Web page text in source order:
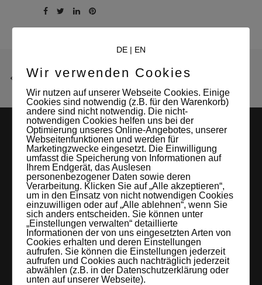
LEIPZIGS MIETSTUDIO
Hier lassen sich Foto- und Videoproduktionen aller Art in
entspannter Loftatmosphäre realisieren. Alles da, was man
braucht: Technik, Platz, Couch und Kaffee. Folgt uns!
DE| EN
Wir verwenden Cookies
Wir nutzen auf unserer Webseite Cookies. Einige
Cookies sind notwendig (z.B. für den Warenkorb)
andere sind nicht notwendig. Die nicht-
notwendigen Cookies helfen uns bei der
Optimierung unseres Online-Angebotes, unserer
Webseitenfunktionen und werden für
Marketingzwecke eingesetzt. Die Einwilligung
umfasst die Speicherung von Informationen auf
Ihrem Endgerät, das Auslesen
personenbezogener Daten sowie deren
Verarbeitung. Klicken Sie auf „Alle akzeptieren“,
um in den Einsatz von nicht notwendigen Cookies
einzuwilligen oder auf „Alle ablehnen“, wenn Sie
sich anders entscheiden. Sie können unter
„Einstellungen verwalten“ detaillierte
Informationen der von uns eingesetzten Arten von
Cookies erhalten und deren Einstellungen
aufrufen. Sie können die Einstellungen jederzeit
aufrufen und Cookies auch nachträglich jederzeit
abwählen (z.B. in der Datenschutzerklärung oder
unten auf unserer Webseite).